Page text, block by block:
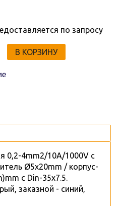
по запросу
В КОРЗИНУ
0,2-4mm2/10A/1000V c
Ø5x20mm / корпус-
c Din-35х7.5.
заказной - синий,